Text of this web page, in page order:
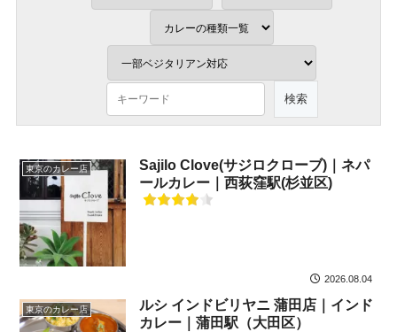
東京のカレー店
Sajilo Clove(サジロクローブ)｜ネパ
ールカレー｜西荻窪駅(杉並区)
2026.08.04
東京のカレー店
ルシ インドビリヤニ 蒲田店｜インド
カレー｜蒲田駅（大田区）